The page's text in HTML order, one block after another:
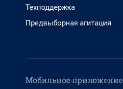
Техподдержка
Предвыборная агитация
Мобильное приложение